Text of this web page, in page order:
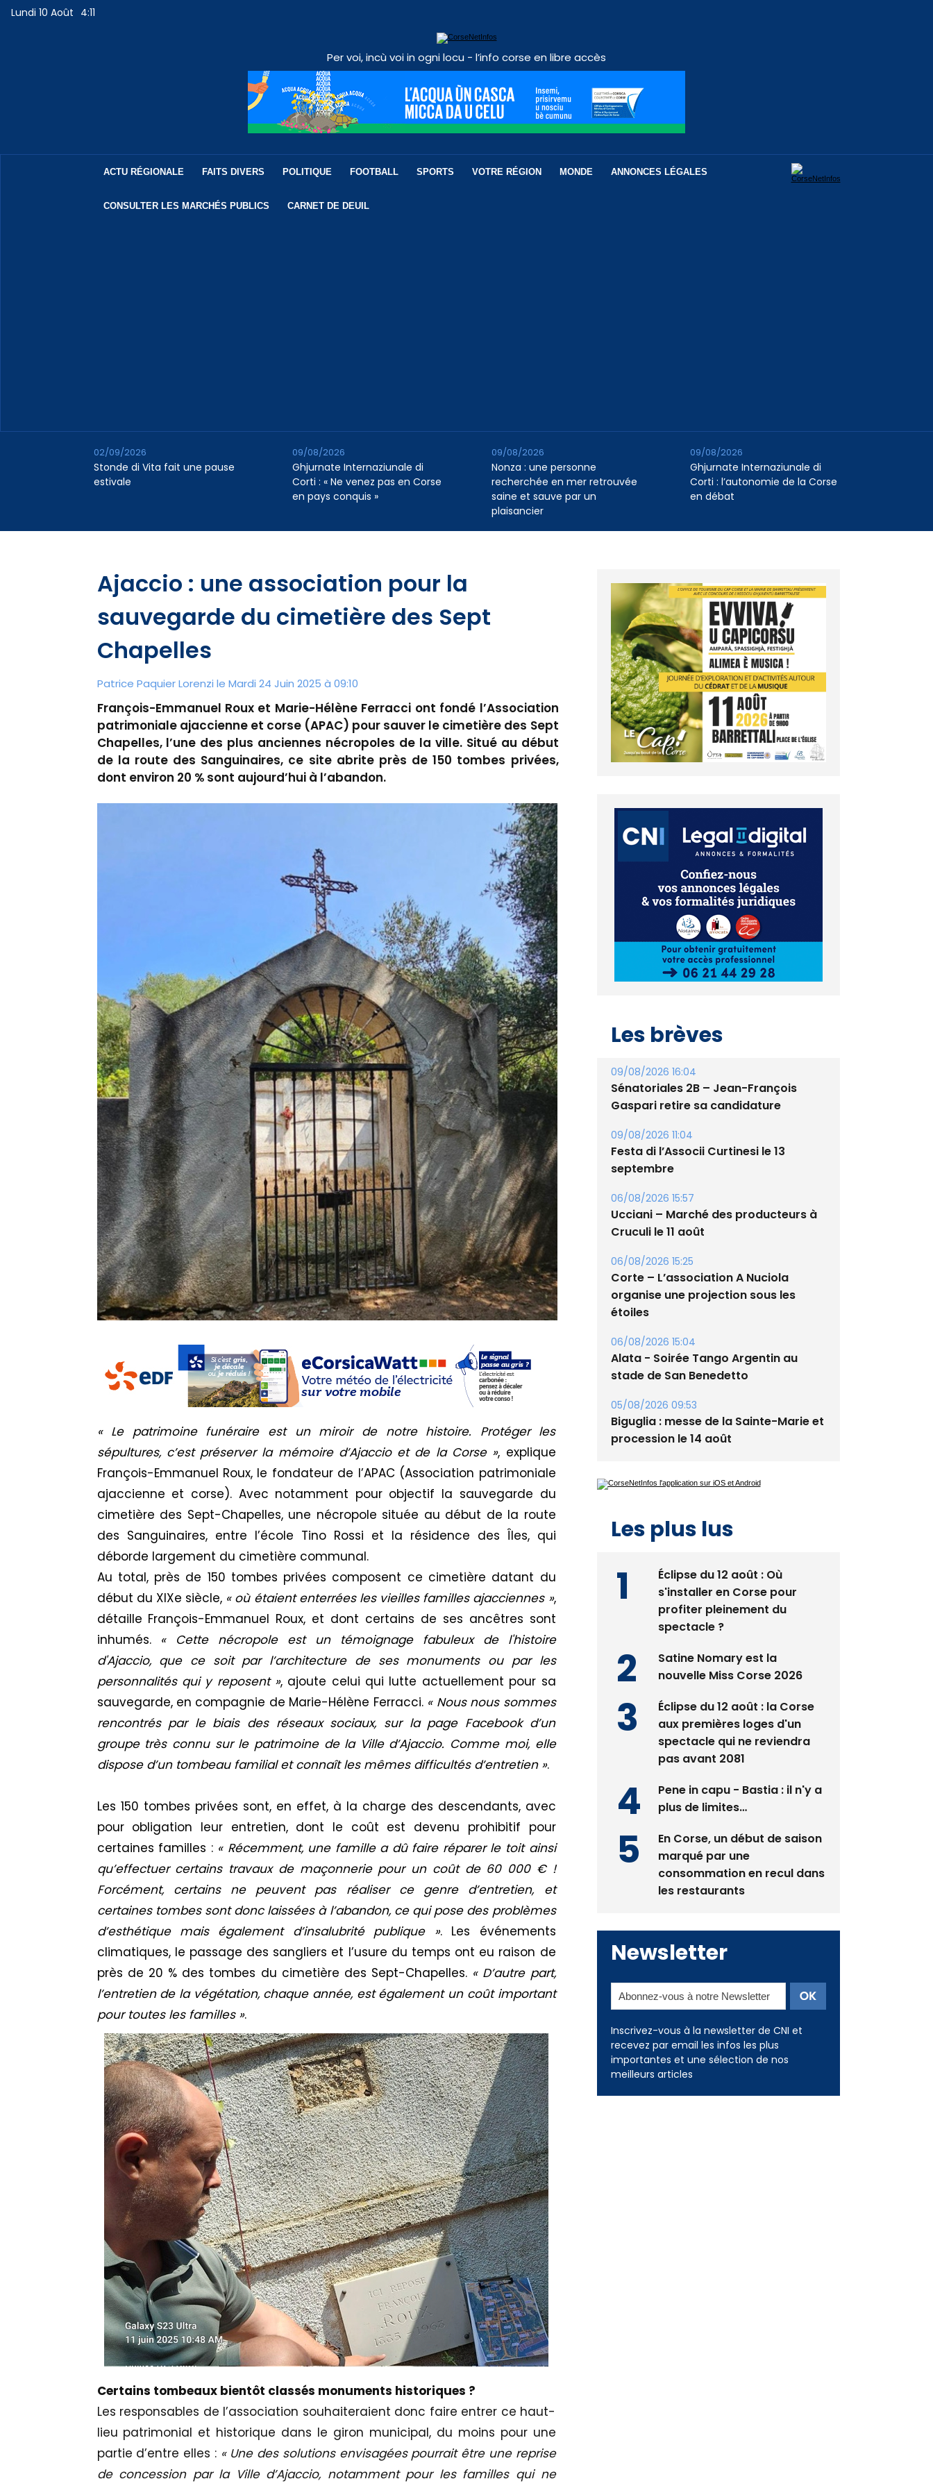
Lundi 10 Août 4:11
Per voi, incù voi in ogni locu - l’info corse en libre accès
ACTU RÉGIONALE FAITS DIVERS POLITIQUE FOOTBALL SPORTS VOTRE RÉGION MONDE ANNONCES LÉGALES
CONSULTER LES MARCHÉS PUBLICS CARNET DE DEUIL
Stonde di Vita fait une pause
estivale
02/09/2026
Ghjurnate Internaziunale di
Corti : « Ne venez pas en Corse
en pays conquis »
09/08/2026
Nonza : une personne
recherchée en mer retrouvée
saine et sauve par un
plaisancier
09/08/2026
Ghjurnate Internaziunale di
Corti : l’autonomie de la Corse
en débat
09/08/2026
​Ajaccio : une association pour la
sauvegarde du cimetière des Sept
Chapelles
Patrice Paquier Lorenzi le Mardi 24 Juin 2025 à 09:10
François-Emmanuel Roux et Marie-Hélène Ferracci ont fondé l’Association
patrimoniale ajaccienne et corse (APAC) pour sauver le cimetière des Sept
Chapelles, l’une des plus anciennes nécropoles de la ville. Situé au début
de la route des Sanguinaires, ce site abrite près de 150 tombes privées,
dont environ 20 % sont aujourd’hui à l’abandon.
« Le patrimoine funéraire est un miroir de notre histoire. Protéger les
sépultures, c’est préserver la mémoire d’Ajaccio et de la Corse », explique
François-Emmanuel Roux, le fondateur de l’APAC (Association patrimoniale
ajaccienne et corse). Avec notamment pour objectif la sauvegarde du
cimetière des Sept-Chapelles, une nécropole située au début de la route
des Sanguinaires, entre l’école Tino Rossi et la résidence des Îles, qui
déborde largement du cimetière communal.
Au total, près de 150 tombes privées composent ce cimetière datant du
début du XIXe siècle, « où étaient enterrées les vieilles familles ajacciennes »,
détaille François-Emmanuel Roux, et dont certains de ses ancêtres sont
inhumés. « Cette nécropole est un témoignage fabuleux de l'histoire
d'Ajaccio, que ce soit par l’architecture de ses monuments ou par les
personnalités qui y reposent », ajoute celui qui lutte actuellement pour sa
sauvegarde, en compagnie de Marie-Hélène Ferracci. « Nous nous sommes
rencontrés par le biais des réseaux sociaux, sur la page Facebook d’un
groupe très connu sur le patrimoine de la Ville d’Ajaccio. Comme moi, elle
dispose d’un tombeau familial et connaît les mêmes difficultés d’entretien ».
Les 150 tombes privées sont, en effet, à la charge des descendants, avec
pour obligation leur entretien, dont le coût est devenu prohibitif pour
certaines familles : « Récemment, une famille a dû faire réparer le toit ainsi
qu’effectuer certains travaux de maçonnerie pour un coût de 60 000 € !
Forcément, certains ne peuvent pas réaliser ce genre d’entretien, et
certaines tombes sont donc laissées à l’abandon, ce qui pose des problèmes
d’esthétique mais également d’insalubrité publique ». Les événements
climatiques, le passage des sangliers et l’usure du temps ont eu raison de
près de 20 % des tombes du cimetière des Sept-Chapelles. « D’autre part,
l’entretien de la végétation, chaque année, est également un coût important
pour toutes les familles ».
Certains tombeaux bientôt classés monuments historiques ?
Les responsables de l’association souhaiteraient donc faire entrer ce haut-
lieu patrimonial et historique dans le giron municipal, du moins pour une
partie d’entre elles : « Une des solutions envisagées pourrait être une reprise
de concession par la Ville d’Ajaccio, notamment pour les familles qui ne
Les brèves
09/08/2026 16:04
Sénatoriales 2B – Jean-François
Gaspari retire sa candidature
09/08/2026 11:04
Festa di l’Associi Curtinesi le 13
septembre
06/08/2026 15:57
Ucciani – Marché des producteurs à
Cruculi le 11 août
06/08/2026 15:25
Corte – L’association A Nuciola
organise une projection sous les
étoiles
06/08/2026 15:04
Alata - Soirée Tango Argentin au
stade de San Benedetto
05/08/2026 09:53
Biguglia : messe de la Sainte-Marie et
procession le 14 août
Les plus lus
Éclipse du 12 août : Où
s'installer en Corse pour
profiter pleinement du
spectacle ?
Satine Nomary est la
nouvelle Miss Corse 2026
Éclipse du 12 août : la Corse
aux premières loges d'un
spectacle qui ne reviendra
pas avant 2081
Pene in capu - Bastia : il n'y a
plus de limites…
En Corse, un début de saison
marqué par une
consommation en recul dans
les restaurants
Newsletter
Inscrivez-vous à la newsletter de CNI et
recevez par email les infos les plus
importantes et une sélection de nos
meilleurs articles